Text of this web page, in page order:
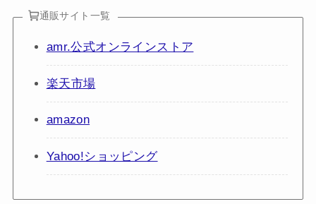
通販サイト一覧
amr.公式オンラインストア
楽天市場
amazon
Yahoo!ショッピング